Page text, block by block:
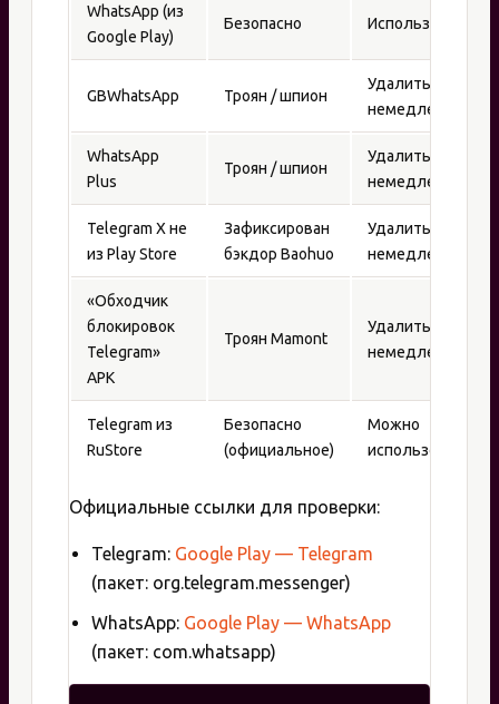
WhatsApp (из
Google Play)
Безопасно Использовать
GBWhatsApp Троян / шпион
Удалить
немедленно
WhatsApp
Plus
Троян / шпион
Удалить
немедленно
Telegram X не
из Play Store
Зафиксирован
бэкдор Baohuo
Удалить
немедленно
«Обходчик
блокировок
Telegram»
APK
Троян Mamont
Удалить
немедленно
Telegram из
RuStore
Безопасно
(официальное)
Можно
использовать
Официальные ссылки для проверки:
Telegram: Google Play — Telegram
(пакет: org.telegram.messenger)
WhatsApp: Google Play — WhatsApp
(пакет: com.whatsapp)